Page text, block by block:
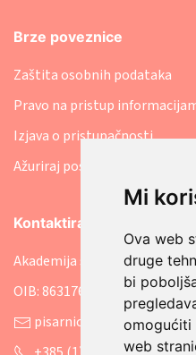
Mi
Ova web
druge
bi
omogućiti
web
Brze poveznice
Zaštita osobnih podataka
Pravo na pristup
Izjava o pristupačnosti
Ažuriraj postavke kolačića
Kontaktirajte nas
Akademija socijalne skrbi
OIB: 86317641207
pisarnica@asosk.hr